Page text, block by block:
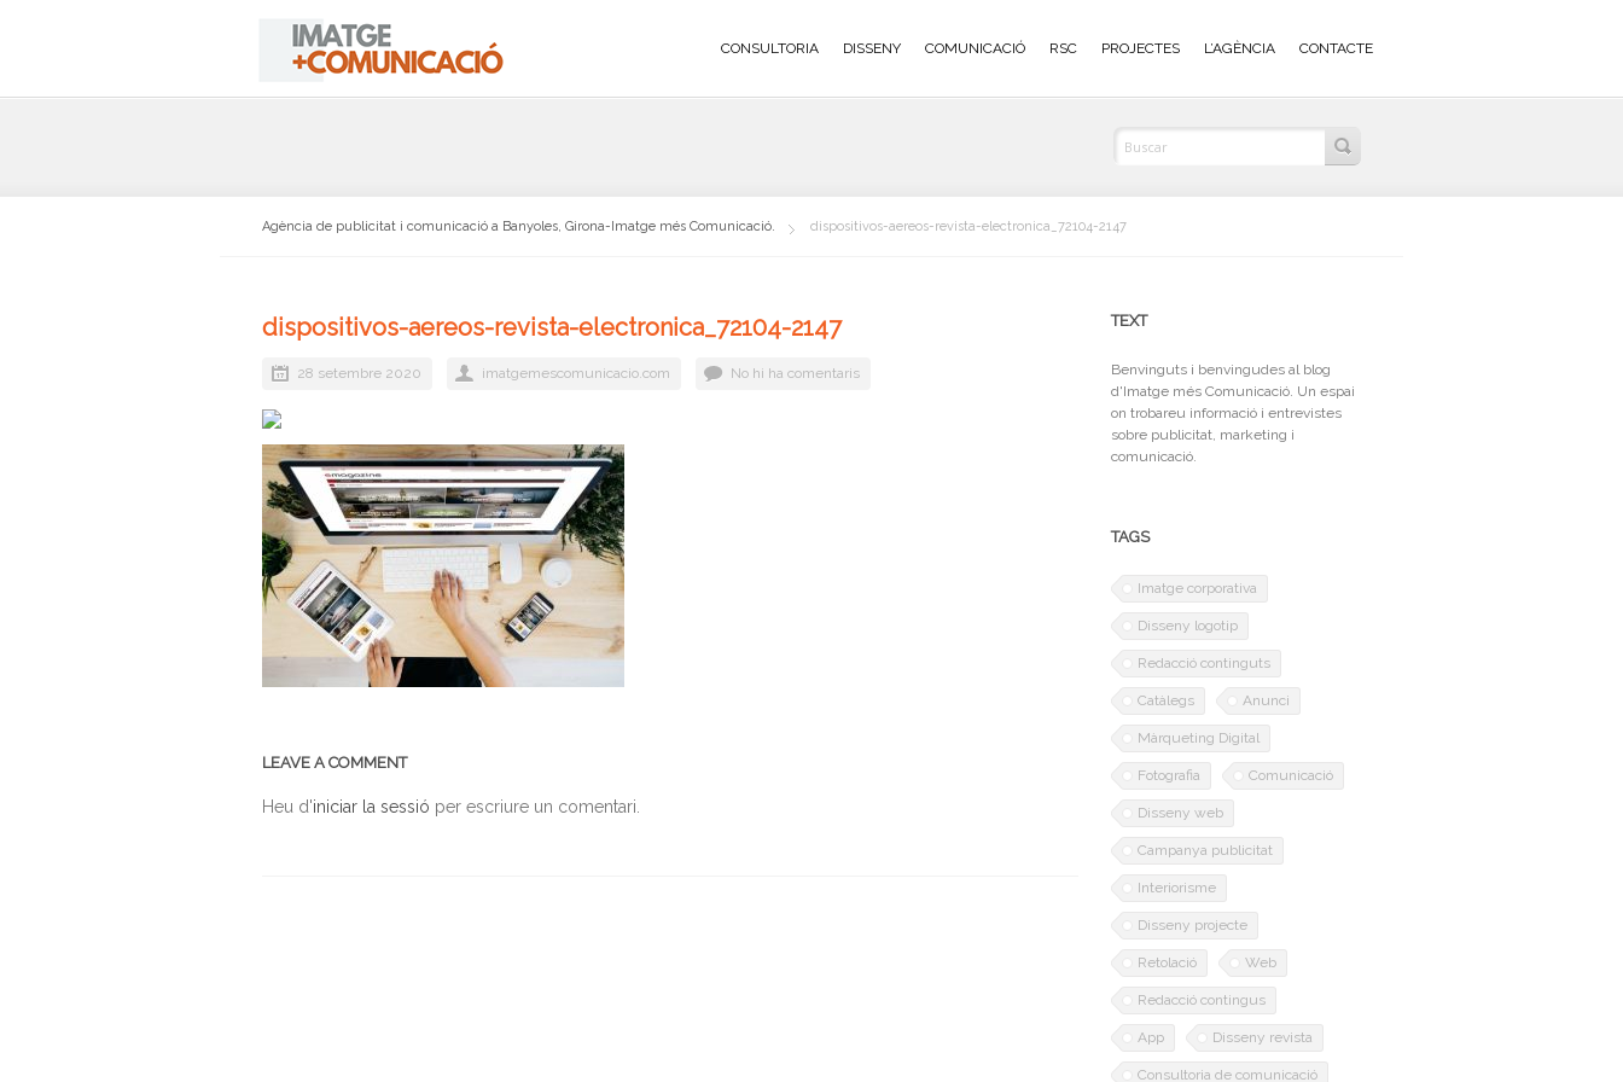
CONSULTORIA DISSENY COMUNICACIÓ RSC PROJECTES L’AGÈNCIA CONTACTE
Agència de publicitat i comunicació a Banyoles, Girona-Imatge més Comunicació. dispositivos-aereos-revista-electronica_72104-2147
dispositivos-aereos-revista-electronica_72104-2147
28 setembre 2020 imatgemescomunicacio.com No hi ha comentaris
LEAVE A COMMENT
Heu d'iniciar la sessió per escriure un comentari.
TEXT
Benvinguts i benvingudes al blog
d'Imatge més Comunicació. Un espai
on trobareu informació i entrevistes
sobre publicitat, marketing i
comunicació.
TAGS
Imatge corporativa
Disseny logotip
Redacció continguts
Catàlegs Anunci
Màrqueting Digital
Fotografia Comunicació
Disseny web
Campanya publicitat
Interiorisme
Disseny projecte
Retolació Web
Redacció contingus
App Disseny revista
Consultoria de comunicació